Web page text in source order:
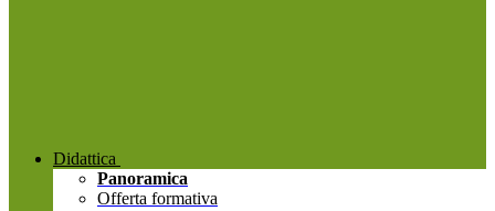
Didattica
Panoramica
Offerta formativa